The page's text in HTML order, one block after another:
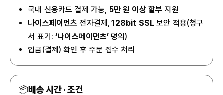
국내 신용카드 결제 가능, 5만 원 이상 할부 지원
나이스페이먼츠 전자결제,128bit SSL 보안 적용(청구
서 표기:‘나이스페이먼츠’ 명의)
입금(결제) 확인 후 주문 접수 처리
📦배송 시간 · 조건